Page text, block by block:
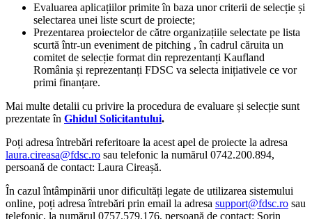
Evaluarea aplicațiilor primite în baza unor criterii de selecție și
selectarea unei liste scurt de proiecte;
Prezentarea proiectelor de către organizațiile selectate pe lista
scurtă într-un eveniment de pitching , în cadrul căruita un
comitet de selecție format din reprezentanți Kaufland
România și reprezentanți FDSC va selecta inițiativele ce vor
primi finanțare.
Mai multe detalii cu privire la procedura de evaluare și selecție sunt
prezentate în Ghidul Solicitantului.
Poți adresa întrebări referitoare la acest apel de proiecte la adresa
laura.cireasa@fdsc.ro sau telefonic la numărul 0742.200.894,
persoană de contact: Laura Cireașă.
În cazul întâmpinării unor dificultăți legate de utilizarea sistemului
online, poți adresa întrebări prin email la adresa support@fdsc.ro sau
telefonic, la numărul 0757.579.176, persoană de contact: Sorin